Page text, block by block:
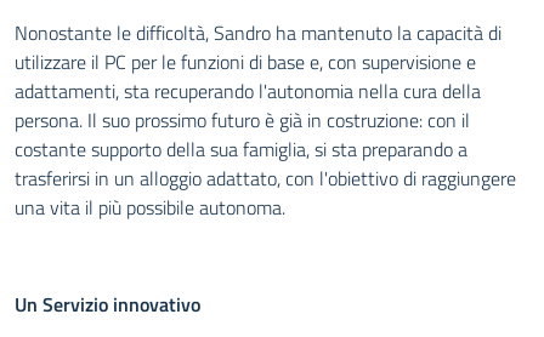
Nonostante le difficoltà, Sandro ha mantenuto la capacità di
utilizzare il PC per le funzioni di base e, con supervisione e
adattamenti, sta recuperando l'autonomia nella cura della
persona. Il suo prossimo futuro è già in costruzione: con il
costante supporto della sua famiglia, si sta preparando a
trasferirsi in un alloggio adattato, con l'obiettivo di raggiungere
una vita il più possibile autonoma.
Un Servizio innovativo